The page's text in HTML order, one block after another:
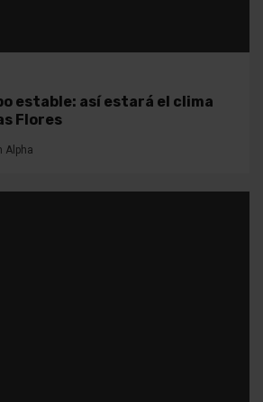
estable: así estará el clima
Flores
Alpha